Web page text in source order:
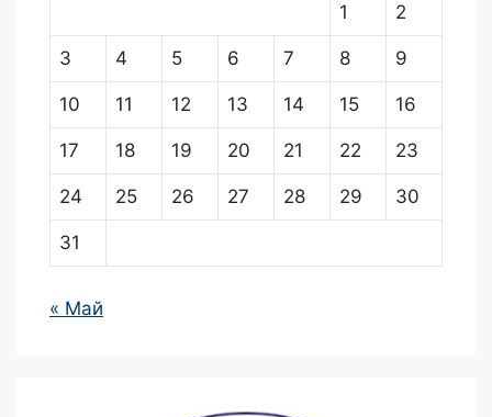
1 2
3 4 5 6 7 8 9
10 11 12 13 14 15 16
17 18 19 20 21 22 23
24 25 26 27 28 29 30
31
« Май